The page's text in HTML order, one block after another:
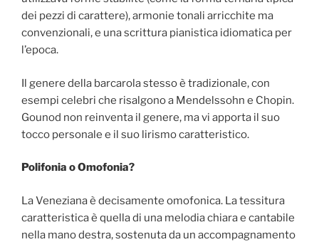
dei pezzi di carattere), armonie tonali arricchite ma
convenzionali, e una scrittura pianistica idiomatica per
l’epoca.
Il genere della barcarola stesso è tradizionale, con
esempi celebri che risalgono a Mendelssohn e Chopin.
Gounod non reinventa il genere, ma vi apporta il suo
tocco personale e il suo lirismo caratteristico.
Polifonia o Omofonia?
La Veneziana è decisamente omofonica. La tessitura
caratteristica è quella di una melodia chiara e cantabile
nella mano destra, sostenuta da un accompagnamento